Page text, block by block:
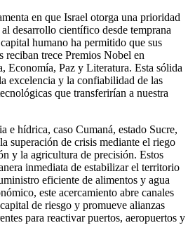
en que Israel otorga una prioridad
desarrollo científico desde temprana
humano ha permitido que sus
reciban trece Premios Nobel en
Economía, Paz y Literatura. Esta sólida
excelencia y la confiabilidad de las
que transferirían a nuestra
e hídrica, caso Cumaná, estado Sucre,
superación de crisis mediante el riego
y la agricultura de precisión. Estos
inmediata de estabilizar el territorio
eficiente de alimentos y agua
este acercamiento abre canales
de riesgo y promueve alianzas
para reactivar puertos, aeropuertos y